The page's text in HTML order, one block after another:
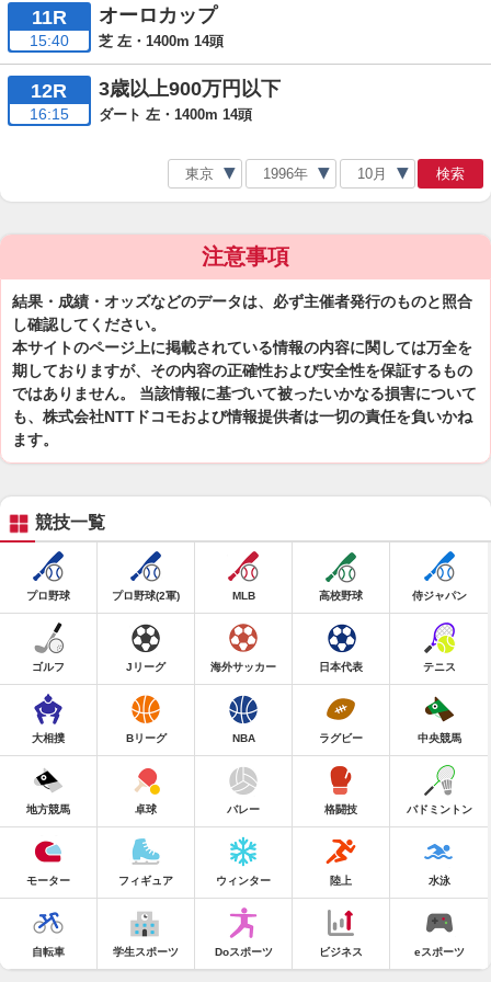
11R
15:40
オーロカップ
芝 左・1400m 14頭
12R
16:15
3歳以上900万円以下
ダート 左・1400m 14頭
検索
注意事項
結果・成績・オッズなどのデータは、必ず主催者発行のものと照合
し確認してください。
本サイトのページ上に掲載されている情報の内容に関しては万全を
期しておりますが、その内容の正確性および安全性を保証するもの
ではありません。 当該情報に基づいて被ったいかなる損害について
も、株式会社NTTドコモおよび情報提供者は一切の責任を負いかね
ます。
競技一覧
プロ野球 プロ野球(2軍) MLB 高校野球 侍ジャパン
ゴルフ Jリーグ 海外サッカー 日本代表 テニス
大相撲 Bリーグ NBA ラグビー 中央競馬
地方競馬 卓球 バレー 格闘技 バドミントン
モーター フィギュア ウィンター 陸上 水泳
自転車 学生スポーツ Doスポーツ ビジネス eスポーツ